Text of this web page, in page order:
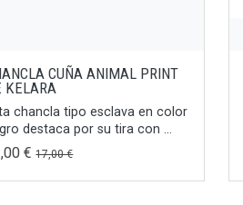
CUÑA ANIMAL PRINT
KELARA
chancla tipo esclava en color
destaca por su tira con ...
€17,00 €